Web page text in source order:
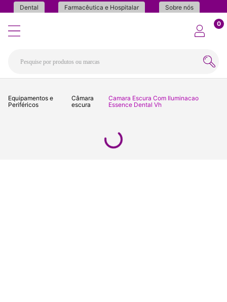
Dental Farmacêutica e Hospitalar Sobre nós
0
Equipamentos e
Periféricos
Câmara
escura
Camara Escura Com Iluminacao
Essence Dental Vh